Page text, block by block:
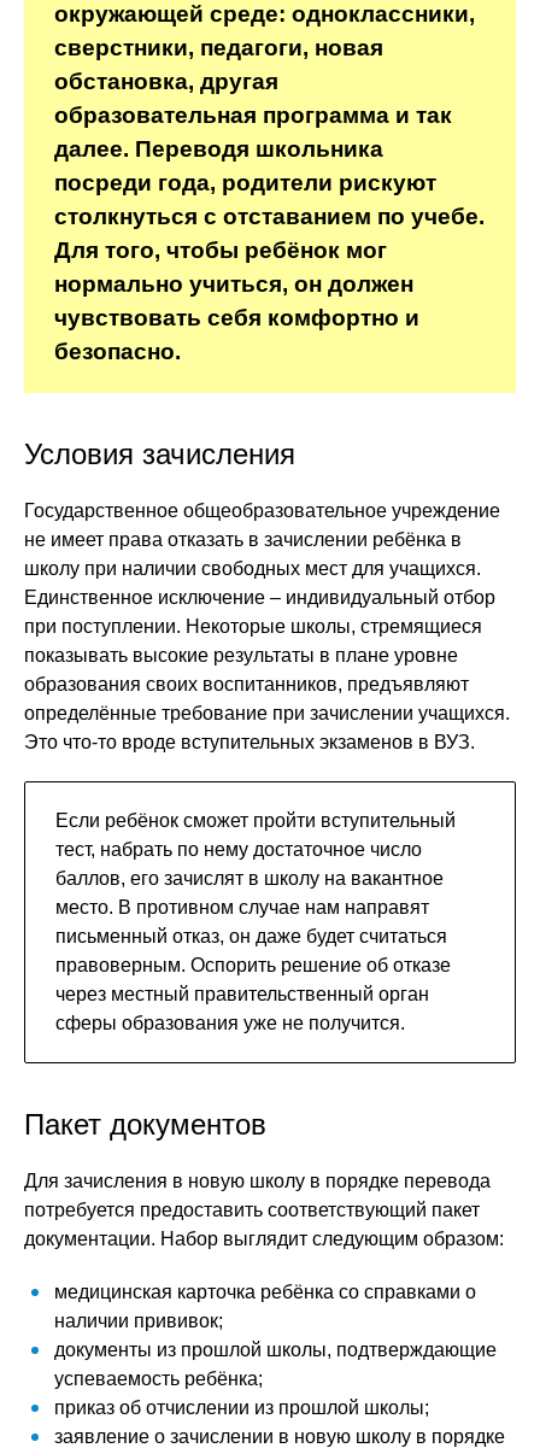
окружающей среде: одноклассники,
сверстники, педагоги, новая
обстановка, другая
образовательная программа и так
далее. Переводя школьника
посреди года, родители рискуют
столкнуться с отставанием по учебе.
Для того, чтобы ребёнок мог
нормально учиться, он должен
чувствовать себя комфортно и
безопасно.
Условия зачисления
Государственное общеобразовательное учреждение
не имеет права отказать в зачислении ребёнка в
школу при наличии свободных мест для учащихся.
Единственное исключение – индивидуальный отбор
при поступлении. Некоторые школы, стремящиеся
показывать высокие результаты в плане уровне
образования своих воспитанников, предъявляют
определённые требование при зачислении учащихся.
Это что-то вроде вступительных экзаменов в ВУЗ.
Если ребёнок сможет пройти вступительный
тест, набрать по нему достаточное число
баллов, его зачислят в школу на вакантное
место. В противном случае нам направят
письменный отказ, он даже будет считаться
правоверным. Оспорить решение об отказе
через местный правительственный орган
сферы образования уже не получится.
Пакет документов
Для зачисления в новую школу в порядке перевода
потребуется предоставить соответствующий пакет
документации. Набор выглядит следующим образом:
медицинская карточка ребёнка со справками о
наличии прививок;
документы из прошлой школы, подтверждающие
успеваемость ребёнка;
приказ об отчислении из прошлой школы;
заявление о зачислении в новую школу в порядке